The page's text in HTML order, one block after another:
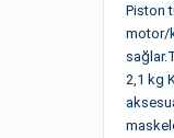
Piston
motor/
sağlar.
2,1 kg